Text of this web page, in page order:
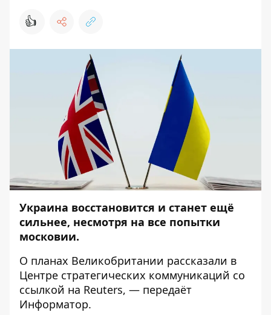
👍
Украина восстановится и станет ещё
сильнее, несмотря на все попытки
московии.
О планах Великобритании рассказали в
Центре стратегических коммуникаций со
ссылкой на Reuters, — передаёт
Информатор.